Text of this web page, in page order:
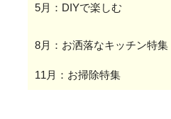
5月：DIYで楽しむ
8月：お洒落なキッチン特集
11月：お掃除特集